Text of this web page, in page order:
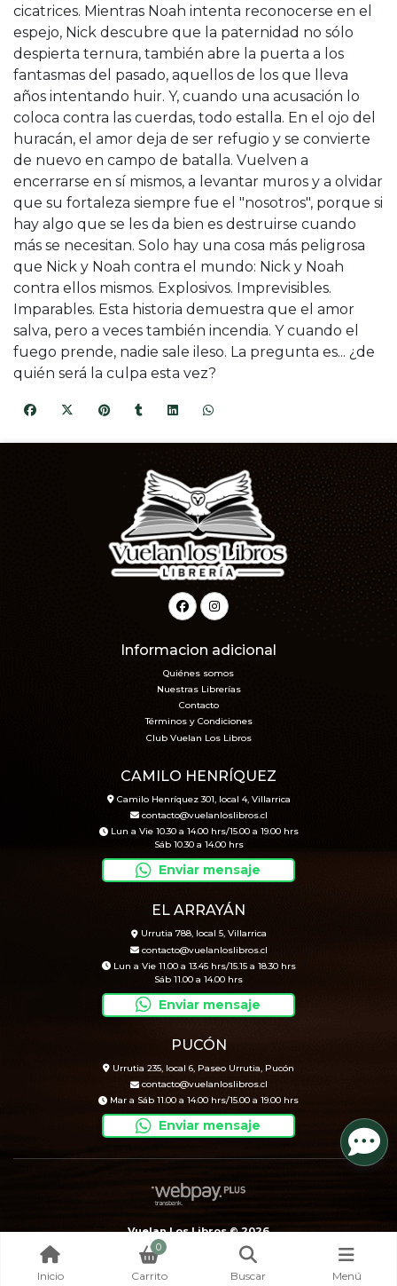
cicatrices. Mientras Noah intenta reconocerse en el
espejo, Nick descubre que la paternidad no sólo
despierta ternura, también abre la puerta a los
fantasmas del pasado, aquellos de los que lleva
años intentando huir. Y, cuando una acusación lo
coloca contra las cuerdas, todo estalla. En el ojo del
huracán, el amor deja de ser refugio y se convierte
de nuevo en campo de batalla. Vuelven a
encerrarse en sí mismos, a levantar muros y a olvidar
que su fortaleza siempre fue el "nosotros", porque si
hay algo que se les da bien es destruirse cuando
más se necesitan. Solo hay una cosa más peligrosa
que Nick y Noah contra el mundo: Nick y Noah
contra ellos mismos. Explosivos. Imprevisibles.
Imparables. Esta historia demuestra que el amor
salva, pero a veces también incendia. Y cuando el
fuego prende, nadie sale ileso. La pregunta es... ¿de
quién será la culpa esta vez?
Informacion adicional
Quiénes somos
Nuestras Librerías
Contacto
Términos y Condiciones
Club Vuelan Los Libros
CAMILO HENRÍQUEZ
Camilo Henríquez 301, local 4, Villarrica
contacto@vuelanloslibros.cl
Lun a Vie 10.30 a 14.00 hrs/15.00 a 19.00 hrs
Sáb 10.30 a 14.00 hrs
Enviar mensaje
EL ARRAYÁN
Urrutia 788, local 5, Villarrica
contacto@vuelanloslibros.cl
Lun a Vie 11.00 a 13.45 hrs/15.15 a 18.30 hrs
Sáb 11.00 a 14.00 hrs
Enviar mensaje
PUCÓN
Urrutia 235, local 6, Paseo Urrutia, Pucón
contacto@vuelanloslibros.cl
Mar a Sáb 11.00 a 14.00 hrs/15.00 a 19.00 hrs
Enviar mensaje
Vuelan Los Libros © 2026
Creado por
Bsale
Inicio
0
Carrito Buscar Menú